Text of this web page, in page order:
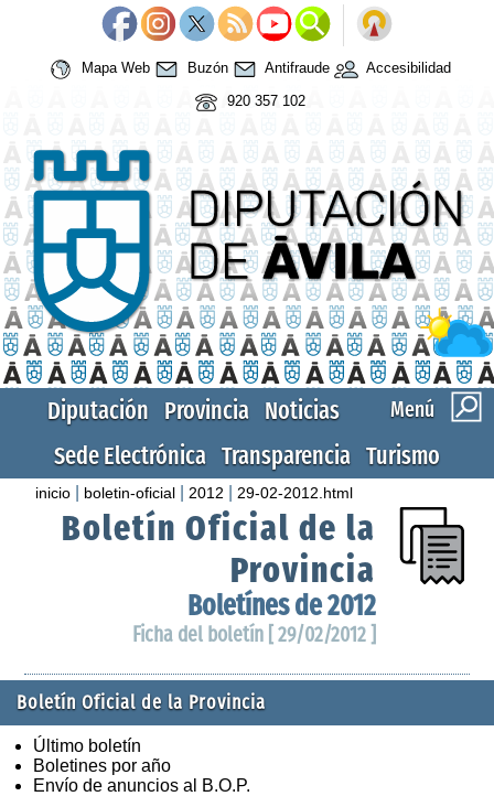
Mapa Web Buzón Antifraude
Accesibilidad
920 357 102
Menú
Diputación Provincia Noticias
Sede Electrónica Transparencia Turismo
inicio boletin-oficial 2012 29-02-2012.html
Boletín Oficial de la
Provincia
Boletínes de 2012
Ficha del boletín [ 29/02/2012 ]
Boletín Oficial de la Provincia
Último boletín
Boletines por año
Envío de anuncios al B.O.P.